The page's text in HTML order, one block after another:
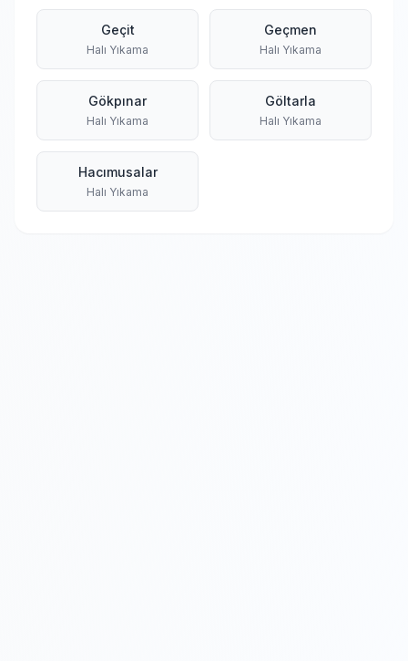
Geçit
Halı Yıkama
Geçmen
Halı Yıkama
Gökpınar
Halı Yıkama
Göltarla
Halı Yıkama
Hacımusalar
Halı Yıkama